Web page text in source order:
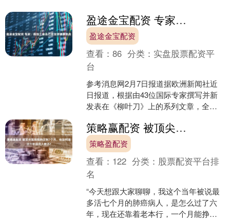
代科技深度融合的典....
盈途金宝配资 专家：超加工食品已成全球健康挑战
盈途金宝配资
查看：86 分类： 实盘股票配资平
台
参考消息网2月7日报道据欧洲新闻社近
日报道，根据由43位国际专家撰写并新
发表在《柳叶刀》上的系列文章，全球
一个紧迫的健康挑战，.... 策略赢配资 被顶尖医院预判仅剩7个月，他如何活过六年且月入数万?
策略盈配资
查看： 122 分类： 股票配资平台排
名
“今天想跟大家聊聊，我这个当年被说最
多活七个月的肺癌病人，是怎么过了六
年，现在还靠着老本行，一个月能挣不